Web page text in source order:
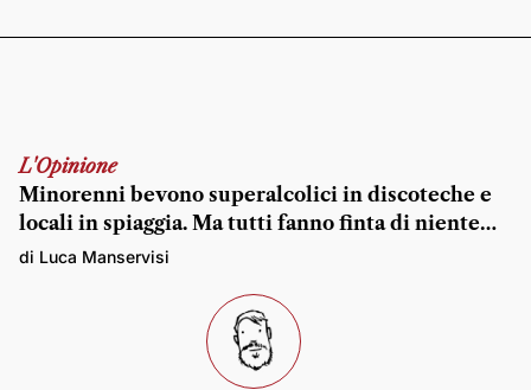
L'Opinione
Minorenni bevono superalcolici in discoteche e
locali in spiaggia. Ma tutti fanno finta di niente…
di Luca Manservisi